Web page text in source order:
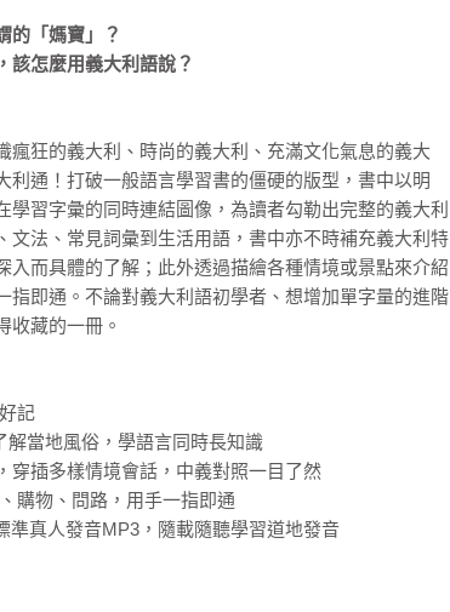
的「媽寶」？
該怎麼用義大利語說？
狂的義大利、時尚的義大利、充滿文化氣息的義大
通！打破一般語言學習書的僵硬的版型，書中以明
習字彙的同時連結圖像，為讀者勾勒出完整的義大利
文法、常見詞彙到生活用語，書中亦不時補充義大利特
而具體的了解；此外透過描繪各種情境或景點來介紹
指即通。不論對義大利語初學者、想增加單字量的進階
收藏的一冊。
記
當地風俗，學語言同時長知識
插多樣情境會話，中義對照一目了然
購物、問路，用手一指即通
真人發音MP3，隨載隨聽學習道地發音